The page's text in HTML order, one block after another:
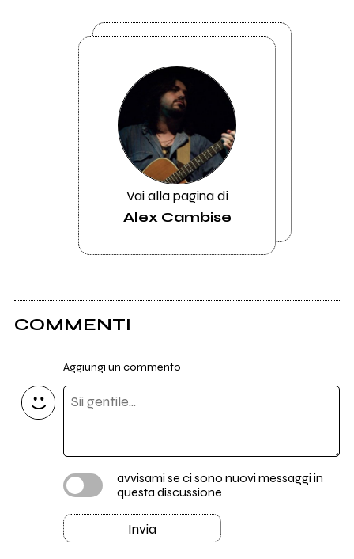
Vai alla pagina di
Alex Cambise
COMMENTI
Aggiungi un commento
avvisami se ci sono nuovi messaggi in
questa discussione
Invia